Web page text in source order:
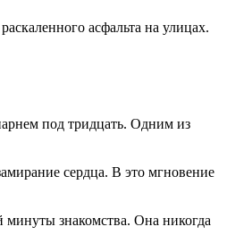
асфальта на улицах.
под тридцать. Одним из
сердца. В это мгновение
знакомства. Она никогда